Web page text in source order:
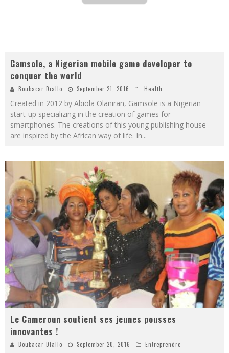
Gamsole, a Nigerian mobile game developer to
conquer the world
Boubacar Diallo September 21, 2016 Health
Created in 2012 by Abiola Olaniran, Gamsole is a Nigerian
start-up specializing in the creation of games for
smartphones. The creations of this young publishing house
are inspired by the African way of life. In...
Le Cameroun soutient ses jeunes pousses
innovantes !
Boubacar Diallo September 20, 2016 Entreprendre